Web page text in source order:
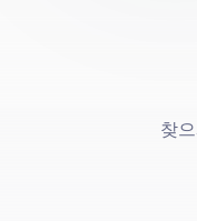
찾